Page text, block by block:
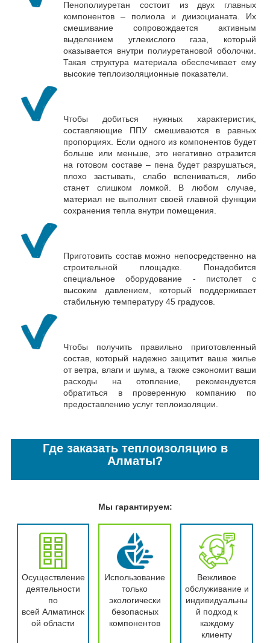
Пенополиуретан состоит из двух главных
компонентов – полиола и диизоцианата. Их
смешивание сопровождается активным
выделением углекислого газа, который
оказывается внутри полиуретановой оболочки.
Такая структура материала обеспечивает ему
высокие теплоизоляционные показатели.
Чтобы добиться нужных характеристик,
составляющие ППУ смешиваются в равных
пропорциях. Если одного из компонентов будет
больше или меньше, это негативно отразится
на готовом составе – пена будет разрушаться,
плохо застывать, слабо вспениваться, либо
станет слишком ломкой. В любом случае,
материал не выполнит своей главной функции
сохранения тепла внутри помещения.
Приготовить состав можно непосредственно на
строительной площадке. Понадобится
специальное оборудование - пистолет с
высоким давлением, который поддерживает
стабильную температуру 45 градусов.
Чтобы получить правильно приготовленный
состав, который надежно защитит ваше жилье
от ветра, влаги и шума, а также сэкономит ваши
расходы на отопление, рекомендуется
обратиться в проверенную компанию по
предоставлению услуг теплоизоляции.
Где заказать теплоизоляцию в
Алматы?
Мы гарантируем:
Осуществление
деятельности
по
всей Алматинск
ой области
Использование
только
экологически
безопасных
компонентов
Вежливое
обслуживание и
индивидуальны
й подход к
каждому
клиенту